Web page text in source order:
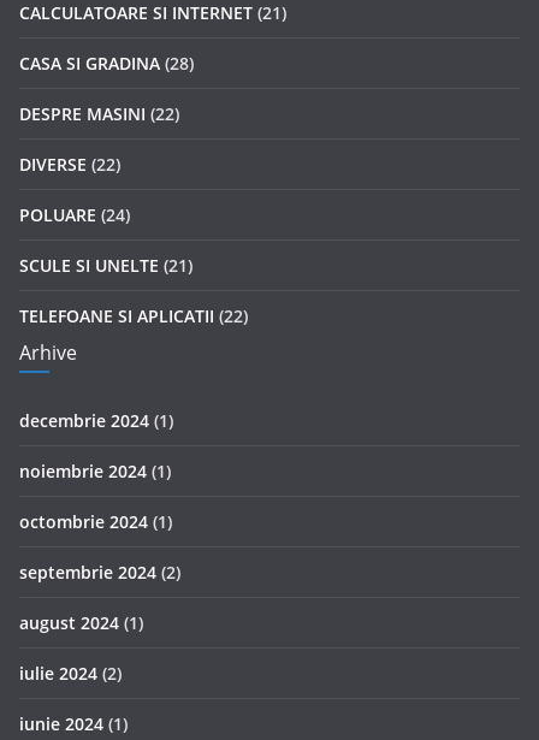
CALCULATOARE SI INTERNET (21)
CASA SI GRADINA (28)
DESPRE MASINI (22)
DIVERSE (22)
POLUARE (24)
SCULE SI UNELTE (21)
TELEFOANE SI APLICATII (22)
Arhive
decembrie 2024 (1)
noiembrie 2024 (1)
octombrie 2024 (1)
septembrie 2024 (2)
august 2024 (1)
iulie 2024 (2)
iunie 2024 (1)